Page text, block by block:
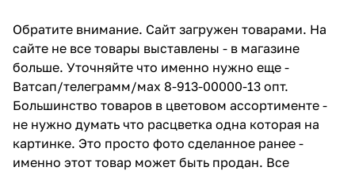
Обратите внимание. Сайт загружен товарами. На
сайте не все товары выставлены - в магазине
больше. Уточняйте что именно нужно еще -
Ватсап/телеграмм/мах 8-913-00000-13 опт.
Большинство товаров в цветовом ассортименте -
не нужно думать что расцветка одна которая на
картинке. Это просто фото сделанное ранее -
именно этот товар может быть продан. Все